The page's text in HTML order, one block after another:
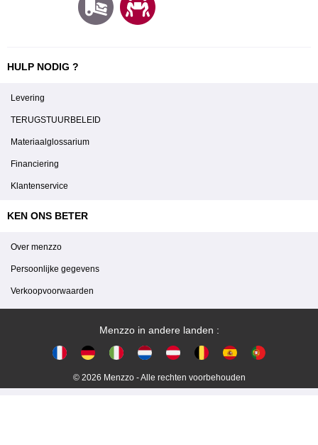
HULP NODIG ?
Levering
TERUGSTUURBELEID
Materiaalglossarium
Financiering
Klantenservice
KEN ONS BETER
Over menzzo
Persoonlijke gegevens
Verkoopvoorwaarden
Menzzo in andere landen :
© 2026 Menzzo - Alle rechten voorbehouden